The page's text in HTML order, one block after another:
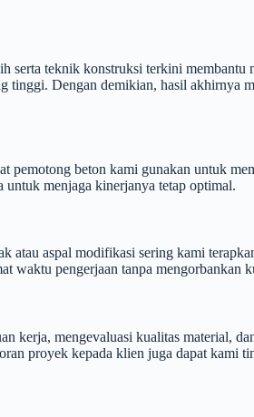
serta teknik konstruksi terkini
tinggi. Dengan demikian, hasil akhirnya
pemotong beton kami gunakan untuk
untuk menjaga kinerjanya tetap optimal.
atau aspal modifikasi sering kami
waktu pengerjaan tanpa mengorbankan
kerja, mengevaluasi kualitas material,
proyek kepada klien juga dapat kami